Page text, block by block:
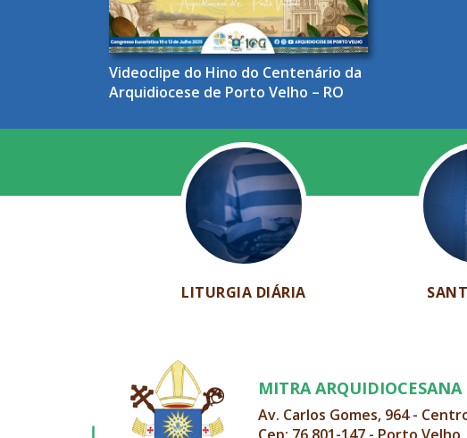
Videoclipe do Hino do Centenário da
Arquidiocese de Porto Velho – RO
LITURGIA DIÁRIA
MITRA ARQUIDIOCESANA
Av. Carlos Gomes, 964 -